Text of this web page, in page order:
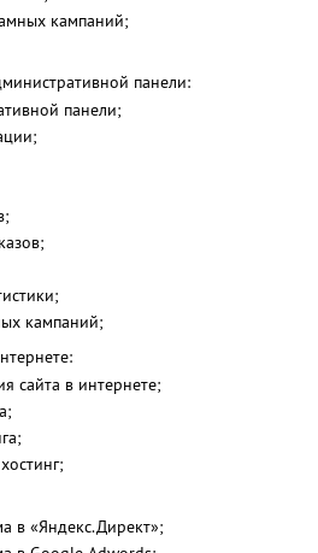
кампаний;
панели:
панели;
кампаний;
сайта в интернете;
в «Яндекс.Директ»;